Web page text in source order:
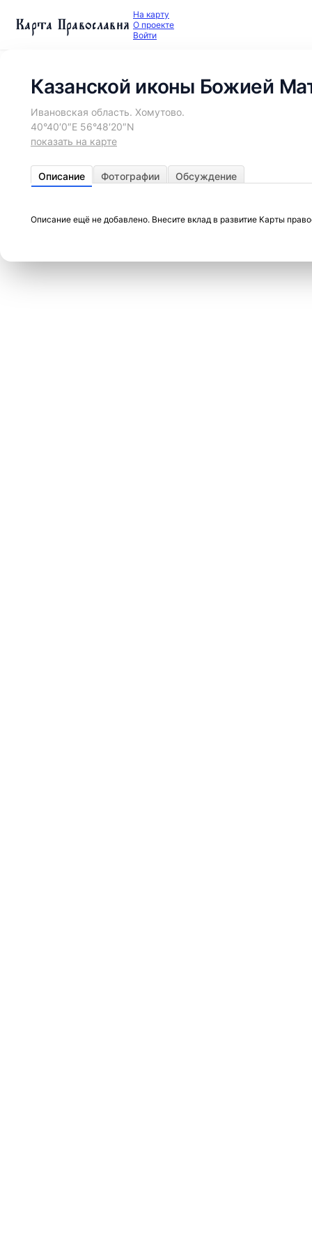
Карта Православия На карту
О проекте
Войти
Казанской иконы Божией
Ивановская область. Хомутово.
40°40′0″E 56°48′20″N
показать на карте
Описание Фотографии Обсуждение
Описание ещё не добавлено. Внесите вклад в развитие Карты